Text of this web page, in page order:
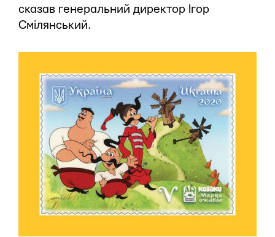
сказав генеральний директор Ігор
Смілянський.